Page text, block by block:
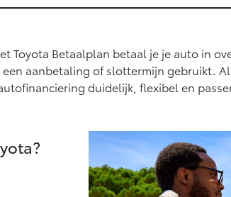
Vanaf € 37.500,-
BTW)
Vanaf € 89.986,-
Toyota Betaalplan betaal je je auto in
aanbetaling of slottermijn gebruikt.
duidelijk, flexibel en